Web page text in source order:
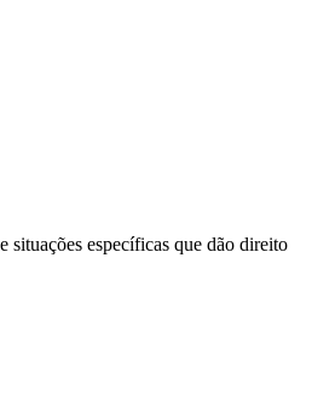
específicas que dão direito